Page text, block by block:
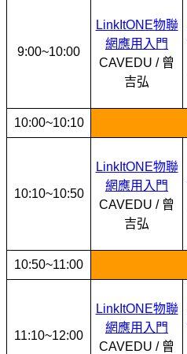
9:00~10:00
LinkItONE物聯
網應用入門
CAVEDU / 曾
吉弘
10:00~10:10
10:10~10:50
LinkItONE物聯
網應用入門
CAVEDU / 曾
吉弘
10:50~11:00
11:10~12:00
LinkItONE物聯
網應用入門
CAVEDU / 曾